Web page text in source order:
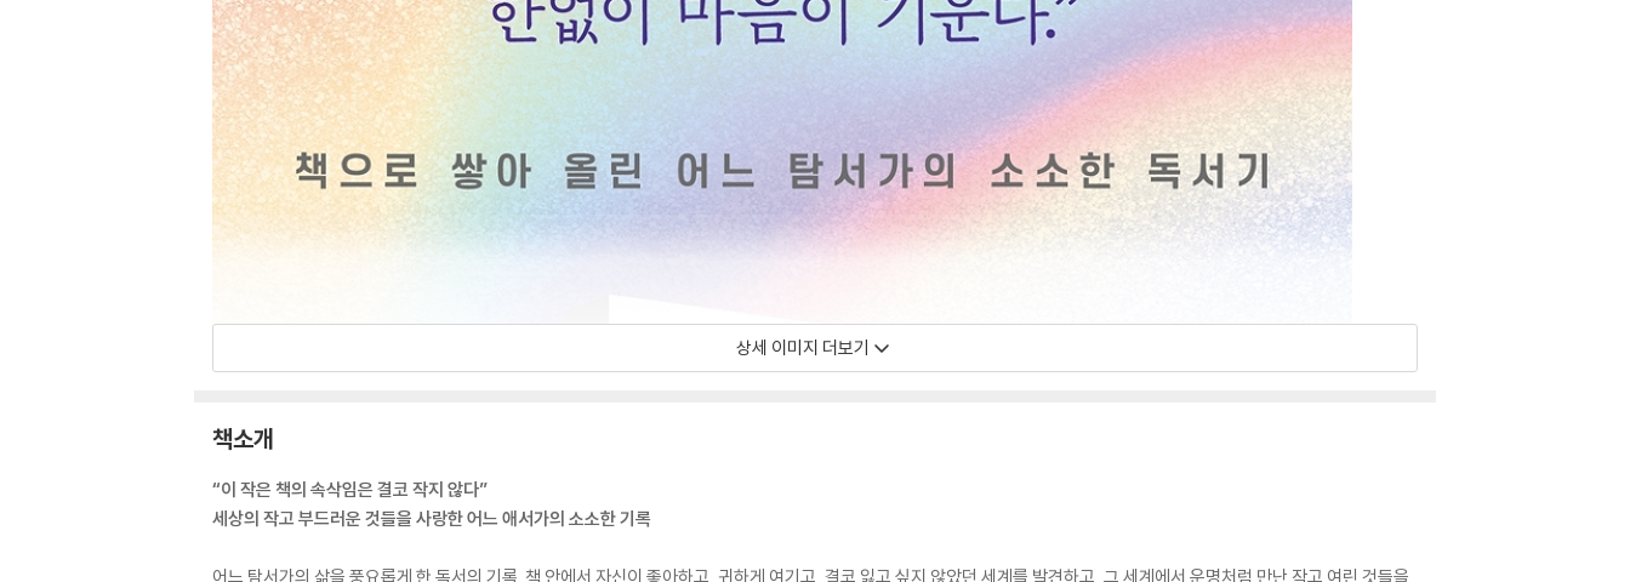
상세 이미지 더보기
책소개
“이 작은 책의 속삭임은 결코 작지 않다”
세상의 작고 부드러운 것들을 사랑한 어느 애서가의 소소한 기록
어느 탐서가의 삶을 풍요롭게 한 독서의 기록. 책 안에서 자신이 좋아하고, 귀하게 여기고, 결코 잃고 싶지 않았던 세계를 발견하고, 그 세계에서 운명처럼 만난 작고 여린 것들을